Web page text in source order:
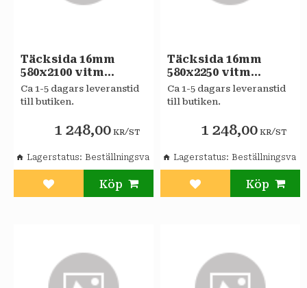
Täcksida 16mm
580x2100 vitm
Sagaköket
Ca 1-5 dagars leveranstid
till butiken.
1 248,00 KR/ST
Lägg till i favoriter
Lagerstatus Beställningsvara
Täcksida 16mm
580x2250 vitm
Sagaköket
Ca 1-5 dagars leveranstid
till butiken.
1 248,00 KR/ST
Lägg till i favoriter
Lagerstatus Beställningsvara